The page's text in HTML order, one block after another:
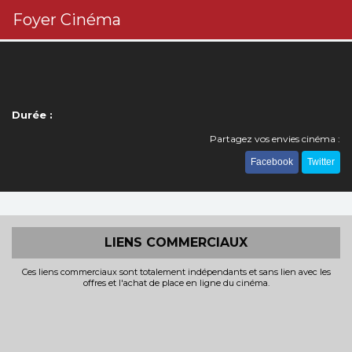
Foyer Cinéma
Durée :
Partagez vos envies cinéma :
Facebook Twitter
LIENS COMMERCIAUX
Ces liens commerciaux sont totalement indépendants et sans lien avec les
offres et l'achat de place en ligne du cinéma.